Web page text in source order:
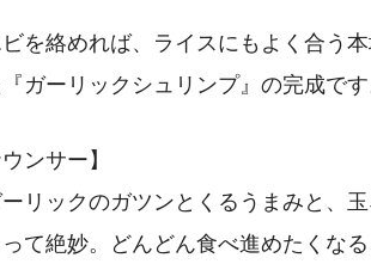
を絡めれば、ライスにもよく合う
ガーリックシュリンプ』の完成で
ンサー】
ーリックのガツンとくるうまみと、
て絶妙。どんどん食べ進めたくな